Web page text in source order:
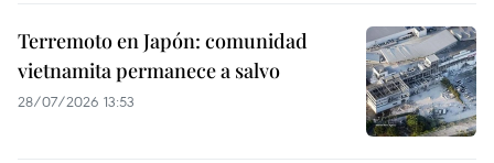
Terremoto en Japón: comunidad
vietnamita permanece a salvo
28/07/2026 13:53